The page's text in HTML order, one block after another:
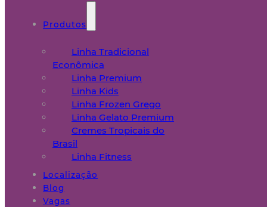
Produtos
Linha Tradicional
Econômica
Linha Premium
Linha Kids
Linha Frozen Grego
Linha Gelato Premium
Cremes Tropicais do
Brasil
Linha Fitness
Localização
Blog
Vagas